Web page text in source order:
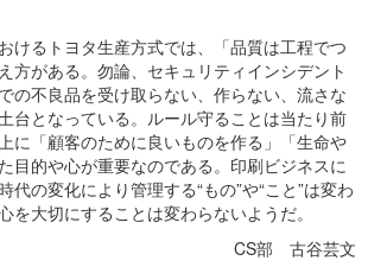
けるトヨタ生産方式では、「品質は工程でつ
方がある。勿論、セキュリティインシデント
の不良品を受け取らない、作らない、流さな
台となっている。ルール守ることは当たり前
に「顧客のために良いものを作る」「生命や
目的や心が重要なのである。印刷ビジネスに
代の変化により管理する“もの”や“こと”は変わ
を大切にすることは変わらないようだ。
CS部 古谷芸文